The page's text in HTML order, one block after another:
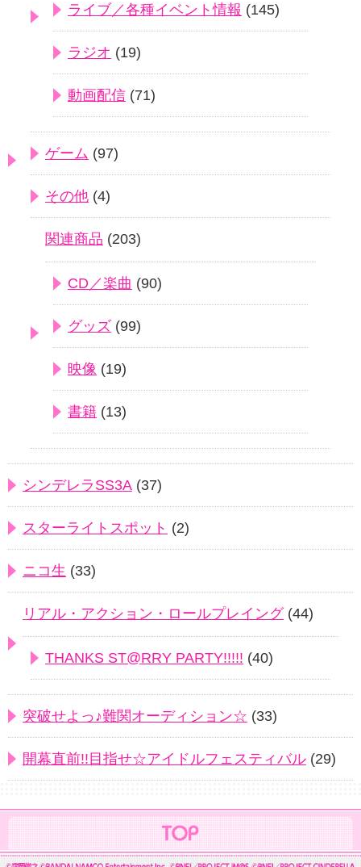
ライブ／各種イベント情報 (145)
ラジオ (19)
動画配信 (71)
ゲーム (97)
その他 (4)
関連商品 (203)
CD／楽曲 (90)
グッズ (99)
映像 (19)
書籍 (13)
シンデレラSS3A (37)
スターライトスポット (2)
ニコ生 (33)
リアル・アクション・ロールプレイング(44)
THANKS ST@RRY PARTY!!!!! (40)
突破せよっ♪難関オーディション☆ (33)
開幕直前!!目指せ☆アイドルフェスティバル (29)